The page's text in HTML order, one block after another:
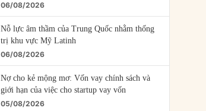
06/08/2026
Nỗ lực âm thầm của Trung Quốc nhằm thống
trị khu vực Mỹ Latinh
06/08/2026
Nợ cho kẻ mộng mơ: Vốn vay chính sách và
giới hạn của việc cho startup vay vốn
05/08/2026